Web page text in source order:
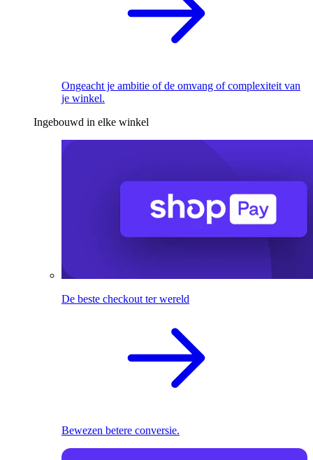
Ongeacht je ambitie of de omvang of complexiteit van
je winkel.
Ingebouwd in elke winkel
De beste checkout ter wereld
Bewezen betere conversie.